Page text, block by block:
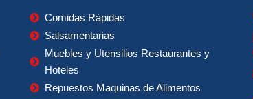
Comidas Rápidas
Salsamentarias
Muebles y Utensilios Restaurantes y
Hoteles
Repuestos Maquinas de Alimentos